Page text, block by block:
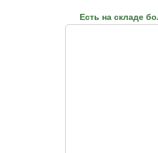
Есть на складе